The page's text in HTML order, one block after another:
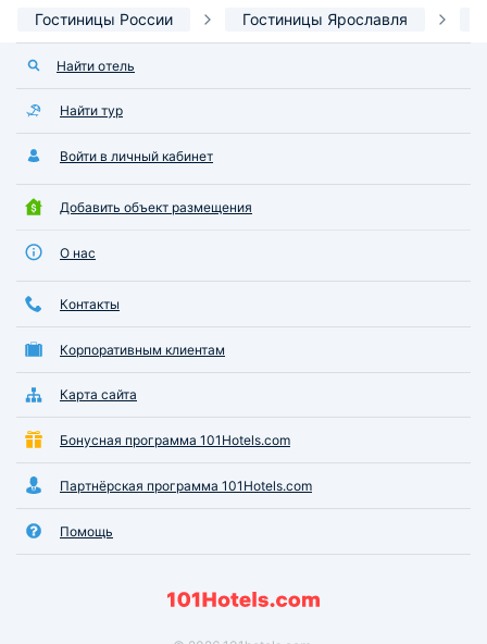
Гостиницы России Гостиницы Ярославля
Найти отель
Найти тур
Войти в личный кабинет
Добавить объект размещения
О нас
Контакты
Корпоративным клиентам
Карта сайта
Бонусная программа 101Hotels.com
Партнёрская программа 101Hotels.com
Помощь